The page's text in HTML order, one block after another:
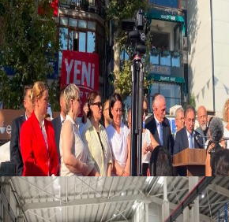
Yeni Parti Bandırma Teşkilatı
06 Ağustos 2026